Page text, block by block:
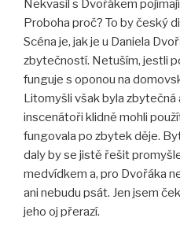
Nekvasil s Dvořákem
Proboha proč? To by český
Scéna je, jak je u Daniela
zbytečností. Netuším, jestli
funguje s oponou na
Litomyšli však byla zbytečná
inscenátoři klidně mohli
fungovala po zbytek děje.
daly by se jistě řešit
medvídkem a, pro Dvořáka
ani nebudu psát. Jen jsem
jeho oj přerazí.